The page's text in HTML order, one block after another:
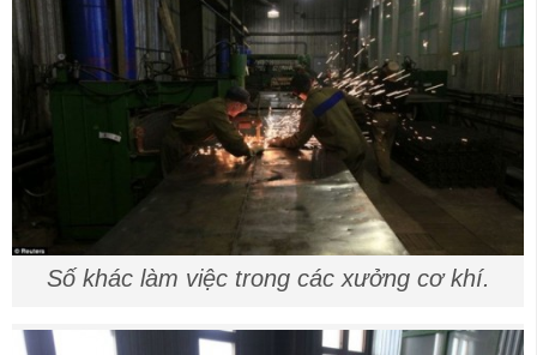
Số khác làm việc trong các xưởng cơ khí.